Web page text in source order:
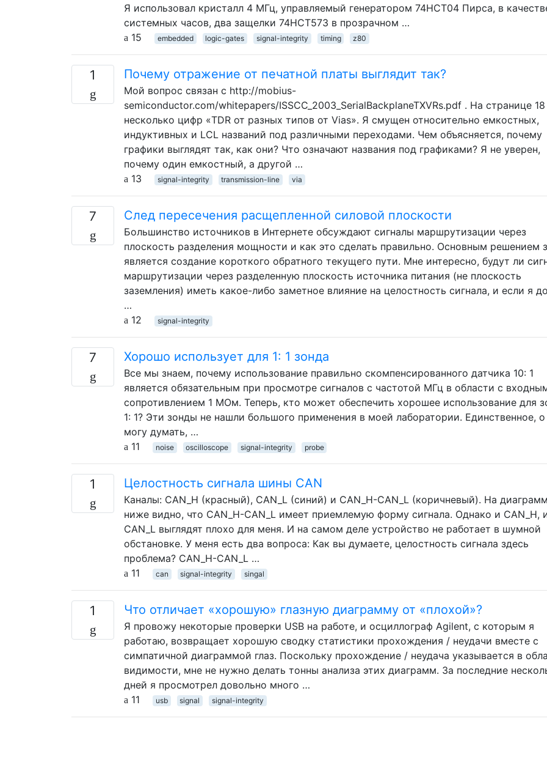
Я использовал кристалл 4 МГц, управляемый генератором 74HCT04 Пирса, в
системных часов, два защелки 74HCT573 в прозрачном …
15
embedded logic-gates signal-integrity timing z80
1 Почему отражение от печатной платы выглядит так?
Мой вопрос связан с http://mobius-
semiconductor.com/whitepapers/ISSCC_2003_SerialBackplaneTXVRs.pdf . На странице 18
несколько цифр «TDR от разных типов от Vias». Я смущен относительно емкостных,
индуктивных и LCL названий под различными переходами. Чем объясняется, почему
графики выглядят так, как они? Что означают названия под графиками? Я не уверен,
почему один емкостный, а другой …
13
signal-integrity transmission-line via
7 След пересечения расщепленной силовой плоскости
Большинство источников в Интернете обсуждают сигналы маршрутизации через
плоскость разделения мощности и как это сделать правильно. Основным решением
является создание короткого обратного текущего пути. Мне интересно, будут ли
маршрутизации через разделенную плоскость источника питания (не плоскость
заземления) иметь какое-либо заметное влияние на целостность сигнала, и если я
…
12
signal-integrity
7 Хорошо использует для 1: 1 зонда
Все мы знаем, почему использование правильно скомпенсированного датчика 10: 1
является обязательным при просмотре сигналов с частотой МГц в области с
сопротивлением 1 МОм. Теперь, кто может обеспечить хорошее использование для
1: 1? Эти зонды не нашли большого применения в моей лаборатории. Единственное,
могу думать, …
11
noise oscilloscope signal-integrity probe
1 Целостность сигнала шины CAN
Каналы: CAN_H (красный), CAN_L (синий) и CAN_H-CAN_L (коричневый). На
ниже видно, что CAN_H-CAN_L имеет приемлемую форму сигнала. Однако и CAN_H,
CAN_L выглядят плохо для меня. И на самом деле устройство не работает в шумной
обстановке. У меня есть два вопроса: Как вы думаете, целостность сигнала здесь
проблема? CAN_H-CAN_L …
11
can signal-integrity singal
1 Что отличает «хорошую» глазную диаграмму от «плохой»?
Я провожу некоторые проверки USB на работе, и осциллограф Agilent, с которым я
работаю, возвращает хорошую сводку статистики прохождения / неудачи вместе с
симпатичной диаграммой глаз. Поскольку прохождение / неудача указывается в
видимости, мне не нужно делать тонны анализа этих диаграмм. За последние
дней я просмотрел довольно много …
11
usb signal signal-integrity